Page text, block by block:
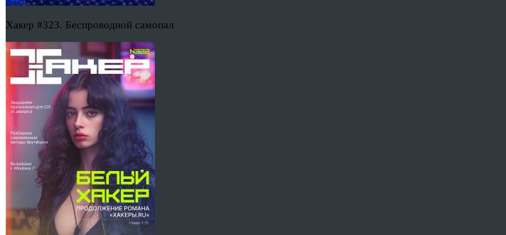
Хакер #323. Беспроводной самопал